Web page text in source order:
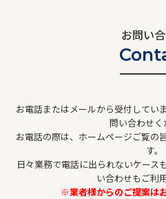
お問い
お電話またはメールから受付してい
問い合わせく
お電話の際は、ホームページご覧の
す。
日々業務で電話に出られないケース
い合わせもご利
※業者様からのご提案は